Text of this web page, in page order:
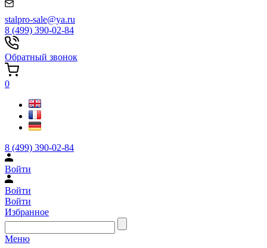
stalpro-sale@ya.ru
8 (499) 390-02-84
Обратный звонок
0
8 (499) 390-02-84
Войти
Войти
Войти
Избранное
Меню